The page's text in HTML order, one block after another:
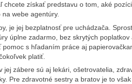
chcete získať predstavu o tom, aké
na webe agentúry.
je jej bezplatnosť pre uchádzača.
úplne zadarmo, bez skrytých poplatkov
s hľadaním práce aj
platiť.
zábere sú aj lekári, ošetrovatelia,
Pre zdravotné sestry a bratov je to